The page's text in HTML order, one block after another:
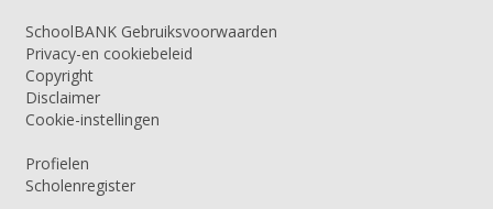
SchoolBANK Gebruiksvoorwaarden
Privacy-en cookiebeleid
Copyright
Disclaimer
Cookie-instellingen
Profielen
Scholenregister